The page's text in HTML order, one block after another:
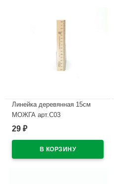
Линейка деревянная 15см
МОЖГА арт.С03
В наличии
29 ₽